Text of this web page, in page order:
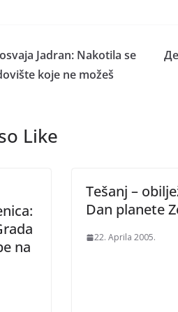
Jadran: Nakotila se
koje ne možeš
Like
na
Tešanj –
Dan planete
22. Aprila 2005.